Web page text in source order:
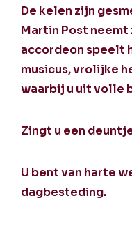
De kelen zijn
Martin Post neemt
accordeon speelt
musicus, vrolijke
waarbij u uit volle
Zingt u een
U bent van harte
dagbesteding.